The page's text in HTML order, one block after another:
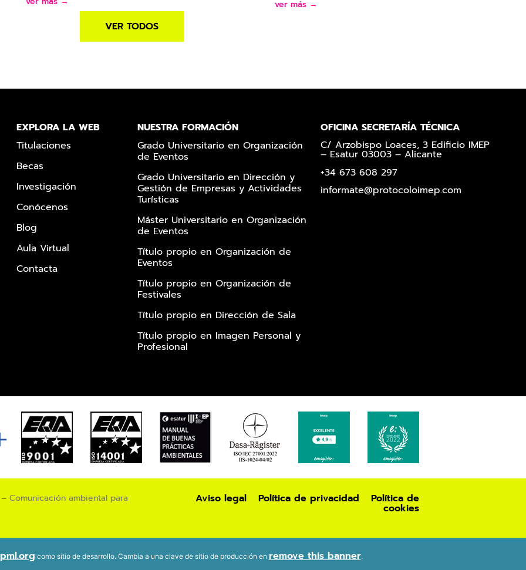
ver más →
VER TODOS
EXPLORA LA WEB
Titulaciones
Becas
Investigación
Conócenos
Blog
Aula Virtual
Contacta
NUESTRA FORMACIÓN
Grado Universitario en Organización
de Eventos
Grado Universitario en Dirección y
Gestión de Empresas y Actividades
Turísticas
Máster Universitario en Organización
de Eventos
Título propio en Organización de
Eventos
Título propio en Organización de
Festivales
Título propio en Dirección de Sala
Título propio en Imagen Personal y
Profesional
OFICINA SECRETARÍA TÉCNICA
C/ Arzobispo Loaces, 3 Edificio IMEP
– Esatur 03003 – Alicante
+34 673 608 297
informate@protocoloimep.com
Comunicación ambiental para Aviso legal Política de privacidad Política de
cookies
como sitio de desarrollo. Cambia a una clave de sitio de producción en remove this banner.